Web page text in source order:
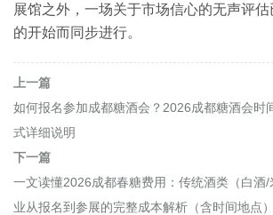
展馆之外，一场关于市场信心的无声评
的开始而同步进行。
上一篇
如何报名参加成都糖酒会？2026成都糖酒会时
式详细说明
下一篇
一文读懂2026成都春糖费用：传统酒类（白酒
业从报名到参展的完整成本解析（含时间地点）